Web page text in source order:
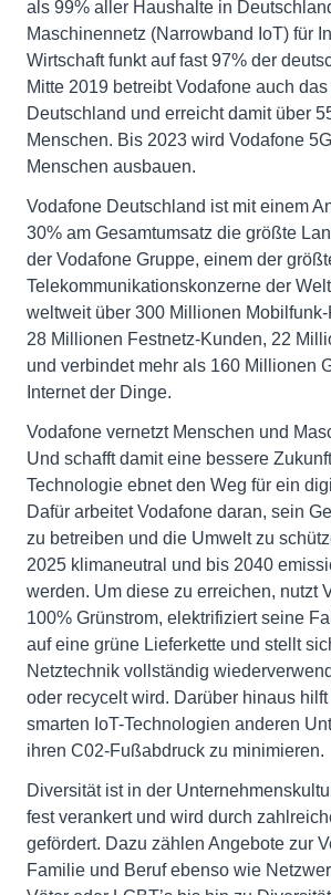
als 99% aller Haushalte in
Maschinennetz (Narrowband IoT) für
Wirtschaft funkt auf fast 97% der
Mitte 2019 betreibt Vodafone auch
Deutschland und erreicht damit über
Menschen. Bis 2023 wird Vodafone
Menschen ausbauen.
Vodafone Deutschland ist mit einem
30% am Gesamtumsatz die größte
der Vodafone Gruppe, einem der
Telekommunikationskonzerne der
weltweit über 300 Millionen
28 Millionen Festnetz-Kunden, 22
und verbindet mehr als 160 Millionen
Internet der Dinge.
Vodafone vernetzt Menschen und
Und schafft damit eine bessere
Technologie ebnet den Weg für ein
Dafür arbeitet Vodafone daran, sein
zu betreiben und die Umwelt zu
2025 klimaneutral und bis 2040
werden. Um diese zu erreichen, nutzt
100% Grünstrom, elektrifiziert seine
auf eine grüne Lieferkette und stellt
Netztechnik vollständig
oder recycelt wird. Darüber hinaus
smarten IoT-Technologien anderen
ihren C02-Fußabdruck zu minimieren.
Diversität ist in der
fest verankert und wird durch
gefördert. Dazu zählen Angebote zur
Familie und Beruf ebenso wie